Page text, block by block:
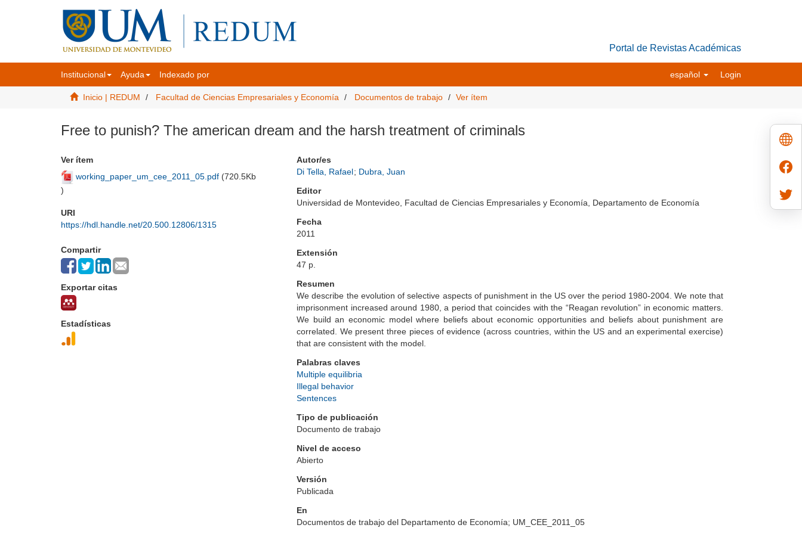
Portal de Revistas Académicas
Institucional Ayuda Indexado por español Login
Inicio | REDUM Facultad de Ciencias Empresariales y Economía Documentos de trabajo Ver ítem
Free to punish? The american dream and the harsh treatment of criminals
Ver ítem
working_paper_um_cee_2011_05.pdf (720.5Kb
)
URI
https://hdl.handle.net/20.500.12806/1315
Compartir
Exportar citas
Estadísticas
Autor/es
Di Tella, Rafael; Dubra, Juan
Editor
Universidad de Montevideo, Facultad de Ciencias Empresariales y Economía, Departamento de Economía
Fecha
2011
Extensión
47 p.
Resumen
We describe the evolution of selective aspects of punishment in the US over the period 1980-2004. We note that
imprisonment increased around 1980, a period that coincides with the “Reagan revolution” in economic matters.
We build an economic model where beliefs about economic opportunities and beliefs about punishment are
correlated. We present three pieces of evidence (across countries, within the US and an experimental exercise)
that are consistent with the model.
Palabras claves
Multiple equilibria
Illegal behavior
Sentences
Tipo de publicación
Documento de trabajo
Nivel de acceso
Abierto
Versión
Publicada
En
Documentos de trabajo del Departamento de Economía; UM_CEE_2011_05